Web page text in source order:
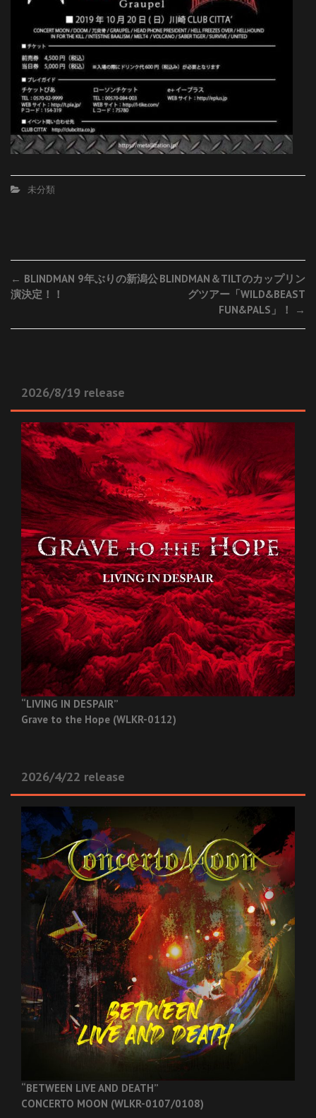
未分類
Post
navigation
← BLINDMAN 9年ぶりの新潟公
演決定！！
BLINDMAN＆TILTのカップリン
グツアー「WILD&BEAST
FUN&PALS」！
→
2026/8/19 release
“LIVING IN DESPAIR”
Grave to the Hope (WLKR-0112)
2026/4/22 release
“BETWEEN LIVE AND DEATH”
CONCERTO MOON (WLKR-0107/0108)